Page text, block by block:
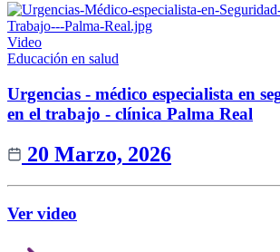
Video
Educación en salud
Urgencias - médico especialista en
en el trabajo - clínica Palma Real
20 Marzo, 2026
Ver video